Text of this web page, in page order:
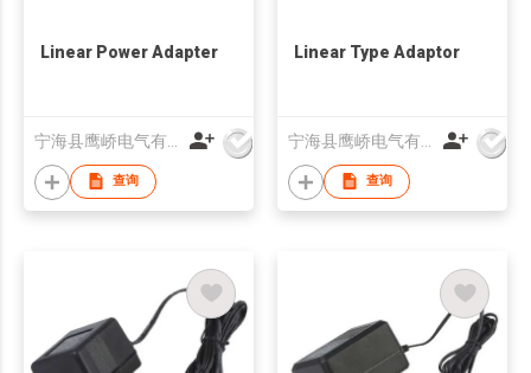
Linear Power Adapter
查询
Linear Type Adaptor
查询